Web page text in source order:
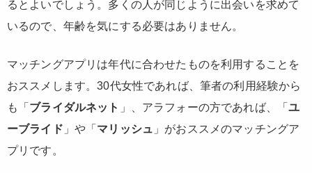
るとよいでしょう。多くの人が同じように出会いを求めて
いるので、年齢を気にする必要はありません。
マッチングアプリは年代に合わせたものを利用することを
おススメします。30代女性であれば、筆者の利用経験から
も「 ブライダルネット 」、アラフォーの方であれば、「ユ
ーブライド 」や「 マリッシュ 」がおススメのマッチングア
プリです。